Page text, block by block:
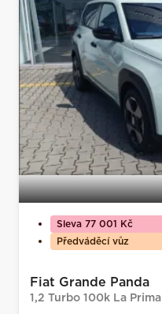
Sleva 77 001 Kč
Předváděcí vůz
Fiat Grande Panda
1,2 Turbo 100k La Prima